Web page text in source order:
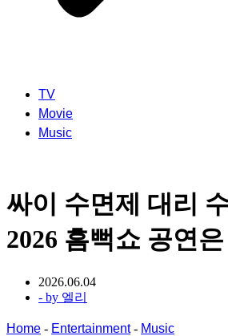
TV
Movie
Music
싸이 수면제 대리
2026 흠뻑쇼 공연
2026.06.04
- by 엘리
Home - Entertainment- Music